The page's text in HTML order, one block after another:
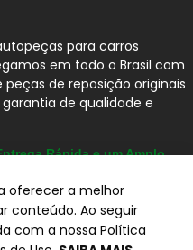
para carros
em todo o Brasil com
de reposição originais
de qualidade e
Rápida e um Amplo
oferecer a melhor
conteúdo. Ao seguir
com a nossa Política